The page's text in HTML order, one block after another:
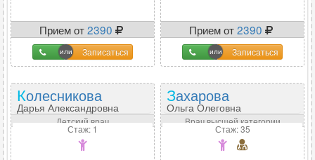
Прием от2390
Записаться
Прием от2390
Записаться
Колесникова
Дарья Александровна
Детский врач
Стаж: 1
Захарова
Ольга Олеговна
Врач высшей категории
Стаж: 35